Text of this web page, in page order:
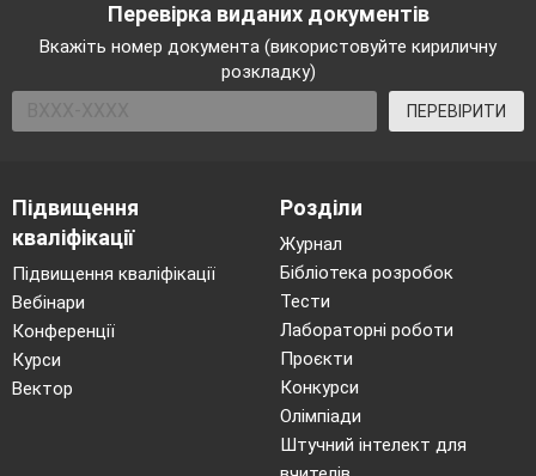
Перевірка виданих документів
Вкажіть номер документа (використовуйте кириличну
розкладку)
ПЕРЕВІРИТИ
Підвищення
кваліфікації
Підвищення кваліфікації
Вебінари
Конференції
Курси
Вектор
Розділи
Журнал
Бібліотека розробок
Тести
Лабораторні роботи
Проєкти
Конкурси
Олімпіади
Штучний інтелект для